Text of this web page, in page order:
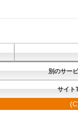
別のサー
サイト